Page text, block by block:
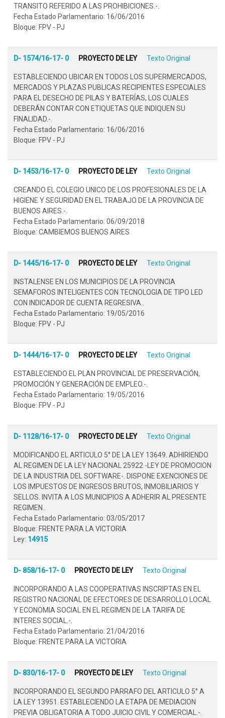
TRANSITO REFERIDO A LAS PROHIBICIONES.-.
Fecha Estado Parlamentario: 16/06/2016
Bloque: FPV - PJ
D- 1574/16-17- 0 PROYECTO DE LEY Texto Original
ESTABLECIENDO UBICAR EN TODOS LOS SUPERMERCADOS,
MERCADOS Y PLAZAS PUBLICAS RECIPIENTES ESPECIALES
PARA EL DESECHO DE PILAS Y BATERÍAS, LOS CUALES
DEBERÁN CONTAR CON ETIQUETAS QUE INDIQUEN SU
FINALIDAD.-.
Fecha Estado Parlamentario: 16/06/2016
Bloque: FPV - PJ
D- 1453/16-17- 0 PROYECTO DE LEY Texto Original
CREANDO EL COLEGIO UNICO DE LOS PROFESIONALES DE LA
HIGIENE Y SEGURIDAD EN EL TRABAJO DE LA PROVINCIA DE
BUENOS AIRES.-.
Fecha Estado Parlamentario: 06/09/2018
Bloque: CAMBIEMOS BUENOS AIRES
D- 1445/16-17- 0 PROYECTO DE LEY Texto Original
INSTALENSE EN LOS MUNICIPIOS DE LA PROVINCIA
SEMAFOROS INTELIGENTES CON TECNOLOGIA DE TIPO LED
CON INDICADOR DE CUENTA REGRESIVA..
Fecha Estado Parlamentario: 19/05/2016
Bloque: FPV - PJ
D- 1444/16-17- 0 PROYECTO DE LEY Texto Original
ESTABLECIENDO EL PLAN PROVINCIAL DE PRESERVACIÓN,
PROMOCIÓN Y GENERACIÓN DE EMPLEO.-.
Fecha Estado Parlamentario: 19/05/2016
Bloque: FPV - PJ
D- 1128/16-17- 0 PROYECTO DE LEY Texto Original
MODIFICANDO EL ARTICULO 5° DE LA LEY 13649. ADHIRIENDO
AL REGIMEN DE LA LEY NACIONAL 25922 -LEY DE PROMOCION
DE LA INDUSTRIA DEL SOFTWARE-. DISPONE EXENCIONES DE
LOS IMPUESTOS DE INGRESOS BRUTOS, INMOBILIARIOS Y
SELLOS. INVITA A LOS MUNICIPIOS A ADHERIR AL PRESENTE
REGIMEN..
Fecha Estado Parlamentario: 03/05/2017
Bloque: FRENTE PARA LA VICTORIA
Ley: 14915
D- 858/16-17- 0 PROYECTO DE LEY Texto Original
INCORPORANDO A LAS COOPERATIVAS INSCRIPTAS EN EL
REGISTRO NACIONAL DE EFECTORES DE DESARROLLO LOCAL
Y ECONOMIA SOCIAL EN EL REGIMEN DE LA TARIFA DE
INTERES SOCIAL.-.
Fecha Estado Parlamentario: 21/04/2016
Bloque: FRENTE PARA LA VICTORIA
D- 830/16-17- 0 PROYECTO DE LEY Texto Original
INCORPORANDO EL SEGUNDO PARRAFO DEL ARTICULO 5° A
LA LEY 13951. ESTABLECIENDO LA ETAPA DE MEDIACION
PREVIA OBLIGATORIA A TODO JUICIO CIVIL Y COMERCIAL.-.